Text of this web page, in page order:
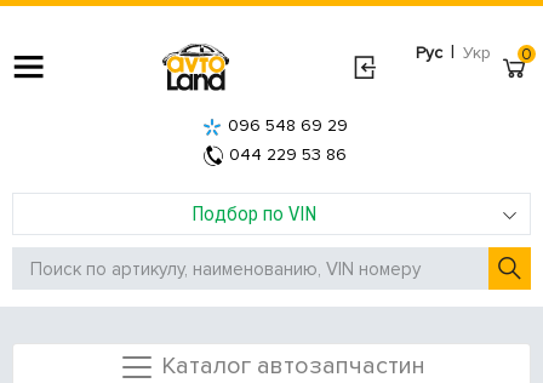
Рус | Укр
Подбор по VIN
096 548 69 29
044 229 53 86
0
Каталог автозапчастин